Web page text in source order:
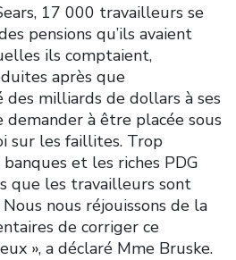
17 000 travailleurs se
pensions qu’ils avaient
ils comptaient,
après que
des milliards de dollars à ses
demander à être placée sous
sur les faillites. Trop
et les riches PDG
que les travailleurs sont
nous réjouissons de la
de corriger ce
», a déclaré Mme Bruske.